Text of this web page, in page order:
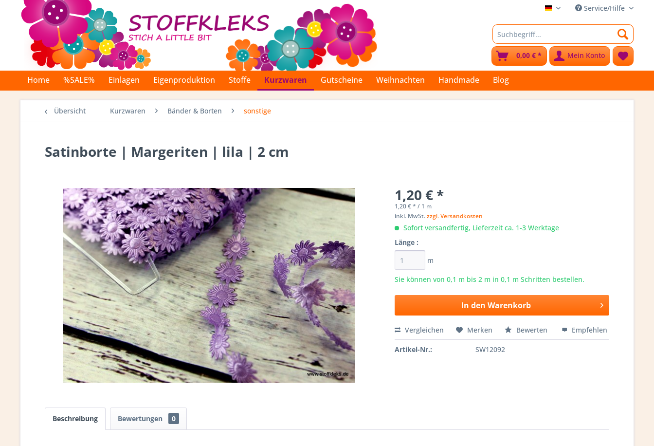
Stoffkleks Service/Hilfe
Mein Konto
0,00 € *
Home %SALE% Einlagen Eigenproduktion Stoffe Kurzwaren Gutscheine Weihnachten Handmade Blog
Übersicht Kurzwaren Bänder & Borten sonstige
Satinborte | Margeriten | lila | 2 cm
1,20 € *
1,20 € * / 1 m
inkl. MwSt.zzgl. Versandkosten
Sofort versandfertig, Lieferzeit ca. 1-3 Werktage
Länge :
m
Sie können von 0,1 m bis2 m in 0,1 m Schritten bestellen.
In den Warenkorb
Vergleichen Merken Bewerten Empfehlen
Artikel-Nr.: SW12092
Beschreibung Bewertungen 0